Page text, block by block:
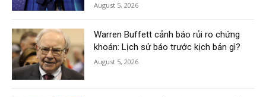
August 5, 2026
Warren Buffett cảnh báo rủi ro chứng
khoán: Lịch sử báo trước kịch bản gì?
August 5, 2026